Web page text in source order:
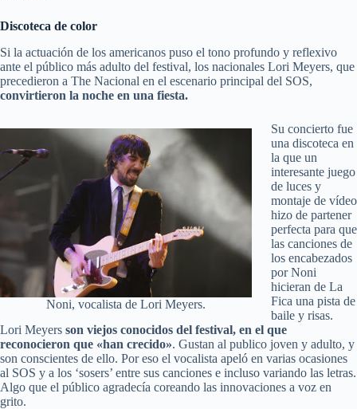
Discoteca de color
Si la actuación de los americanos puso el tono profundo y reflexivo
ante el público más adulto del festival, los nacionales Lori Meyers, que
precedieron a The Nacional en el escenario principal del SOS,
convirtieron la noche en una fiesta.
Noni, vocalista de Lori Meyers.
Su concierto fue
una discoteca en
la que un
interesante juego
de luces y
montaje de vídeo
hizo de partener
perfecta para que
las canciones de
los encabezados
por Noni
hicieran de La
Fica una pista de
baile y risas.
Lori Meyers son viejos conocidos del festival, en el que
reconocieron que «han crecido». Gustan al publico joven y adulto, y
son conscientes de ello. Por eso el vocalista apeló en varias ocasiones
al SOS y a los ‘sosers’ entre sus canciones e incluso variando las letras.
Algo que el público agradecía coreando las innovaciones a voz en
grito.